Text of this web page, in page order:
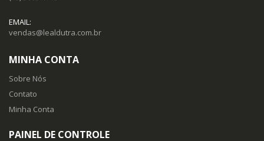
EMAIL:
vendas@lealdutra.com.br
MINHA CONTA
Sobre Nós
Contato
Minha Conta
PAINEL DE CONTROLE